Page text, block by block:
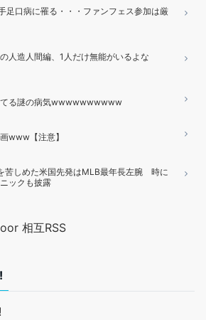
足口病に罹る・・・ファンフェス参加は厳
人造人間編、1人だけ無能がいるよな
てる謎の病気wwwwwwwwww
www【注意】
苦しめた米国先発はMLB最年長左腕 時に
ックも披露
相互RSS